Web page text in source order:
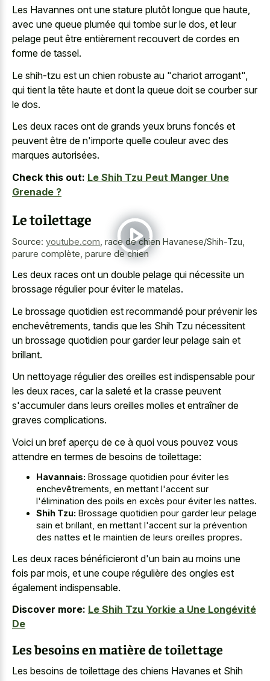
Les Havannes ont une stature plutôt longue que haute,
avec une queue plumée qui tombe sur le dos, et leur
pelage peut être entièrement recouvert de cordes en
forme de tassel.
Le shih-tzu est un chien robuste au "chariot arrogant",
qui tient la tête haute et dont la queue doit se courber sur
le dos.
Les deux races ont de grands yeux bruns foncés et
peuvent être de n'importe quelle couleur avec des
marques autorisées.
Check this out: Le Shih Tzu Peut Manger Une
Grenade ?
Le toilettage
Source: youtube.com race de chien Havanese/Shih-Tzu,
parure complète, parure de chien
Les deux races ont un double pelage qui nécessite un
brossage régulier pour éviter le matelas.
Le brossage quotidien est recommandé pour prévenir les
enchevêtrements, tandis que les Shih Tzu nécessitent
un brossage quotidien pour garder leur pelage sain et
brillant.
Un nettoyage régulier des oreilles est indispensable pour
les deux races, car la saleté et la crasse peuvent
s'accumuler dans leurs oreilles molles et entraîner de
graves complications.
Voici un bref aperçu de ce à quoi vous pouvez vous
attendre en termes de besoins de toilettage:
Havannais: Brossage quotidien pour éviter les
enchevêtrements, en mettant l'accent sur
l'élimination des poils en excès pour éviter les nattes.
Shih Tzu: Brossage quotidien pour garder leur pelage
sain et brillant, en mettant l'accent sur la prévention
des nattes et le maintien de leurs oreilles propres.
Les deux races bénéficieront d'un bain au moins une
fois par mois, et une coupe régulière des ongles est
également indispensable.
Discover more: Le Shih Tzu Yorkie a Une Longévité
De
Les besoins en matière de toilettage
Les besoins de toilettage des chiens Havanes et Shih